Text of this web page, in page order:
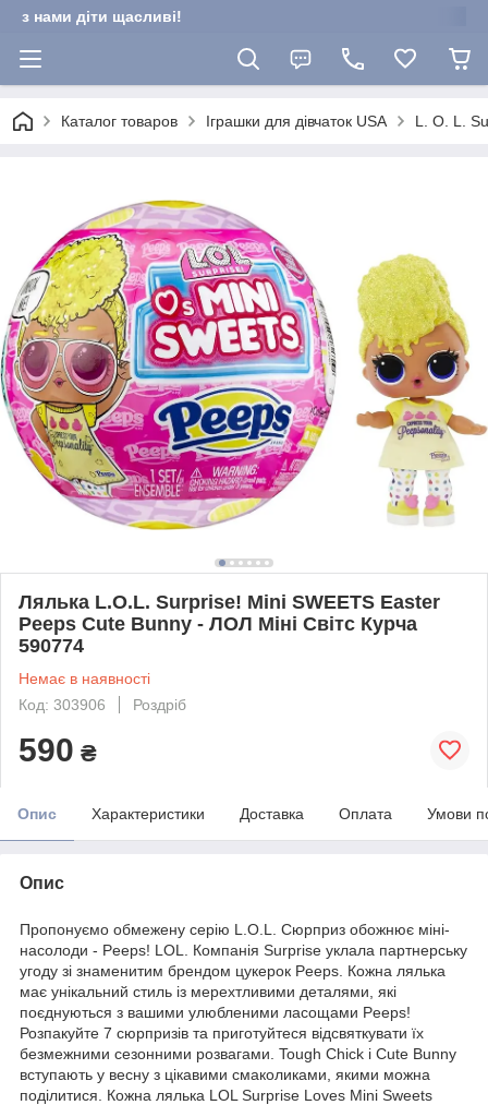
з нами діти щасливі!
Каталог товаров Іграшки для дівчаток USA L. O. L.
Лялька L.O.L. Surprise! Mini SWEETS Easter
Peeps Cute Bunny - ЛОЛ Міні Світс Курча
590774
Немає в наявності
Код: 303906
Роздріб
590 ₴
Опис Характеристики Доставка Оплата Умови
Опис
Пропонуємо обмежену серію L.O.L. Сюрприз обожнює міні-
насолоди - Peeps! LOL. Компанія Surprise уклала партнерську
угоду зі знаменитим брендом цукерок Peeps. Кожна лялька
має унікальний стиль із мерехтливими деталями, які
поєднуються з вашими улюбленими ласощами Peeps!
Розпакуйте 7 сюрпризів та приготуйтеся відсвяткувати їх
безмежними сезонними розвагами. Tough Chick і Cute Bunny
вступають у весну з цікавими смаколиками, якими можна
поділитися. Кожна лялька LOL Surprise Loves Mini Sweets